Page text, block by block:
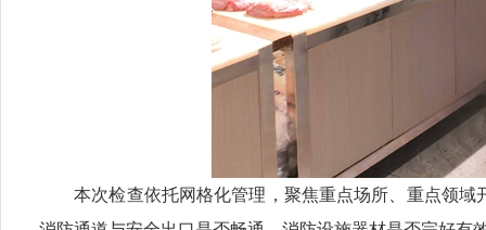
本次检查依托网格化管理，聚焦重点场所、重点领域